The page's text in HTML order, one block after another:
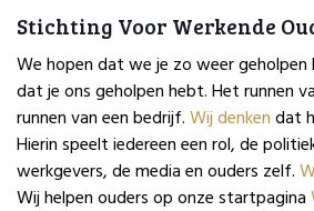
Stichting Voor Werkende
We hopen dat we je zo weer geholpen
dat je ons geholpen hebt. Het runnen
runnen van een bedrijf.Wij denkendat
Hierin speelt iedereen een rol, de
werkgevers, de media en ouders zelf.
Wij helpen ouders op onze startpagina